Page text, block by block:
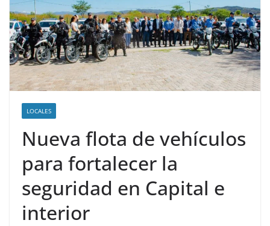
LOCALES
Nueva flota de vehículos
para fortalecer la
seguridad en Capital e
interior